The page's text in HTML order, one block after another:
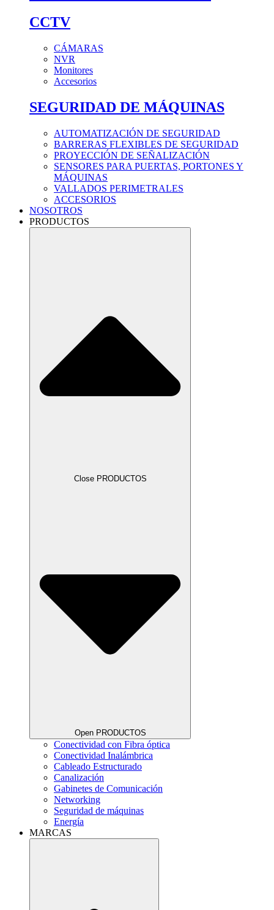
CCTV
CÁMARAS
NVR
Monitores
Accesorios
SEGURIDAD DE MÁQUINAS
AUTOMATIZACIÓN DE SEGURIDAD
BARRERAS FLEXIBLES DE SEGURIDAD
PROYECCIÓN DE SEÑALIZACIÓN
SENSORES PARA PUERTAS, PORTONES Y
MÁQUINAS
VALLADOS PERIMETRALES
ACCESORIOS
NOSOTROS
PRODUCTOS
Close PRODUCTOS
Open PRODUCTOS
Conectividad con Fibra óptica
Conectividad Inalámbrica
Cableado Estructurado
Canalización
Gabinetes de Comunicación
Networking
Seguridad de máquinas
Energía
MARCAS